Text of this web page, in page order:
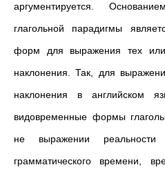
аргументируется.
глагольной парадигмы
форм для выражения тех или
наклонения. Так, для
наклонения в английском
видовременные формы
не выражении
грамматического времени,